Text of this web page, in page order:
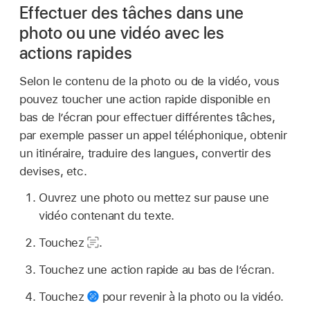
Effectuer des tâches dans une
photo ou une vidéo avec les
actions rapides
Selon le contenu de la photo ou de la vidéo, vous
pouvez toucher une action rapide disponible en
bas de l’écran pour effectuer différentes tâches,
par exemple passer un appel téléphonique, obtenir
un itinéraire, traduire des langues, convertir des
devises, etc.
Ouvrez une photo ou mettez sur pause une
vidéo contenant du texte.
Touchez
.
Touchez une action rapide au bas de l’écran.
Touchez
pour revenir à la photo ou la vidéo.